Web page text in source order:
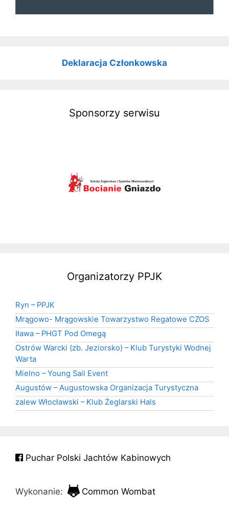
Deklaracja Członkowska
Sponsorzy serwisu
Organizatorzy PPJK
Ryn – PPJK
Mrągowo- Mrągowskie Towarzystwo Regatowe CZOS
Iława – PHGT Pod Omegą
Ostrów Warcki (zb. Jeziorsko) – Klub Turystyki Wodnej
Warta
Mielno – Young Sail Event
Augustów – Augustowska Organizacja Turystyczna
zalew Włocławski – Klub Żeglarski Hals
Puchar Polski Jachtów Kabinowych
Wykonanie: Common Wombat